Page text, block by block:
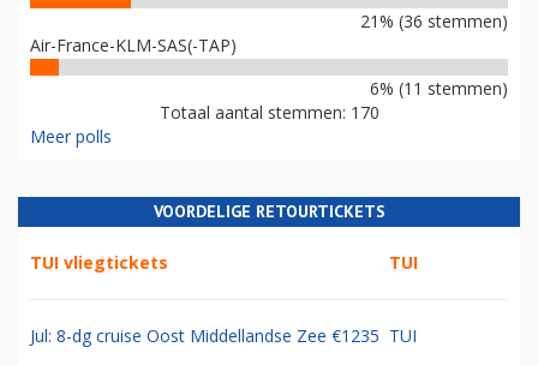
21% (36 stemmen)
Air-France-KLM-SAS(-TAP)
6% (11 stemmen)
Totaal aantal stemmen: 170
Meer polls
VOORDELIGE RETOURTICKETS
TUI vliegtickets TUI
Jul: 8-dg cruise Oost Middellandse Zee €1235 TUI